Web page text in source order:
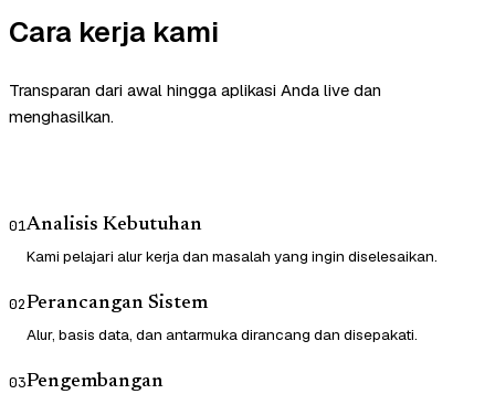
Cara kerja kami
Transparan dari awal hingga aplikasi Anda live dan
menghasilkan.
01Analisis Kebutuhan
Kami pelajari alur kerja dan masalah yang ingin diselesaikan.
02Perancangan Sistem
Alur, basis data, dan antarmuka dirancang dan disepakati.
03Pengembangan